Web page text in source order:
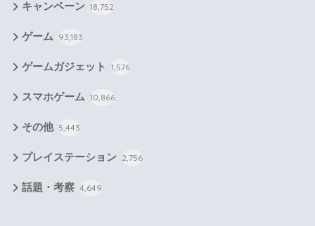
キャンペーン 18,752
ゲーム 93,183
ゲームガジェット 1,576
スマホゲーム 10,866
その他 5,443
プレイステーション 2,756
話題・考察 4,649